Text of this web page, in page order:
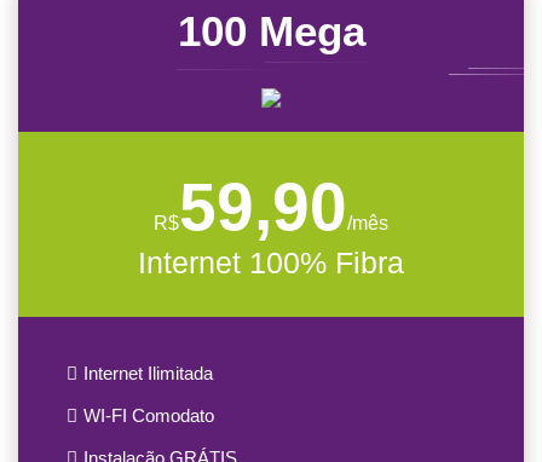
100 Mega
R$59,90/mês
Internet 100% Fibra
Internet Ilimitada
WI-FI Comodato
Instalação GRÁTIS